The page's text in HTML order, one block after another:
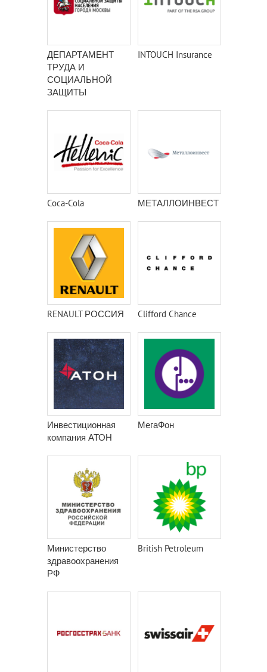
ДЕПАРТАМЕНТ
ТРУДА И
СОЦИАЛЬНОЙ
ЗАЩИТЫ
INTOUCH Insurance
Coca-Cola МЕТАЛЛОИНВЕСТ
RENAULT РОССИЯ Clifford Chance
Инвестиционная
компания АТОН
МегаФон
Министерство
здравоохранения
РФ
British Petroleum